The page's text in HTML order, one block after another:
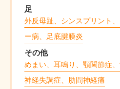
足
外反母趾、シンスプリント
ー病、足底腱膜炎
その他
めまい、耳鳴り、顎関節症
神経失調症、肋間神経痛